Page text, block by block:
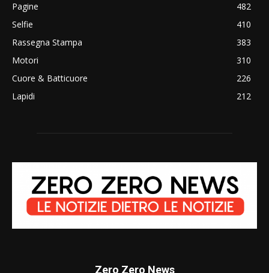
Pagine
482
Selfie
410
Rassegna Stampa
383
Motori
310
Cuore & Batticuore
226
Lapidi
212
Zero Zero News